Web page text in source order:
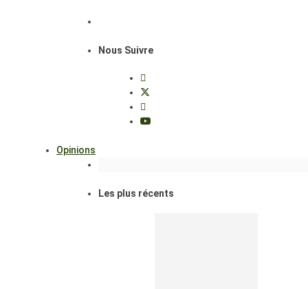
Nous Suivre
Opinions
Les plus récents